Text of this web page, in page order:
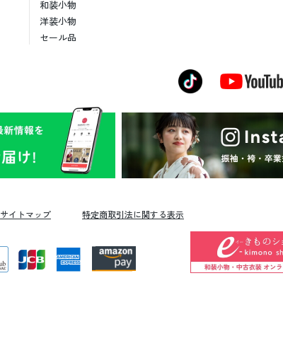
和装小物
洋装小物
セール品
サイトマップ 特定商取引法に関する表示